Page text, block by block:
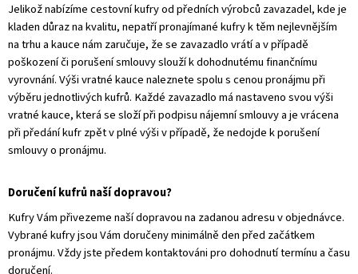
Jelikož nabízíme cestovní kufry od předních výrobců zavazadel, kde je
kladen důraz na kvalitu, nepatří pronajímané kufry k těm nejlevnějším
na trhu a kauce nám zaručuje, že se zavazadlo vrátí a v případě
poškození či porušení smlouvy slouží k dohodnutému finančnímu
vyrovnání. Výši vratné kauce naleznete spolu s cenou pronájmu při
výběru jednotlivých kufrů. Každé zavazadlo má nastaveno svou výši
vratné kauce, která se složí při podpisu nájemní smlouvy a je vrácena
při předání kufr zpět v plné výši v případě, že nedojde k porušení
smlouvy o pronájmu.
Doručení kufrů naší dopravou?
Kufry Vám přivezeme naší dopravou na zadanou adresu v objednávce.
Vybrané kufry jsou Vám doručeny minimálně den před začátkem
pronájmu. Vždy jste předem kontaktováni pro dohodnutí termínu a času
doručení.